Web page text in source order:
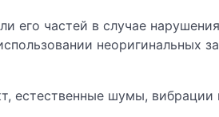
его частей в случае
неоригинальных
естественные шумы,